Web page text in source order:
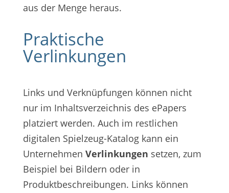
aus der Menge heraus.
Praktische
Verlinkungen
Links und Verknüpfungen können nicht
nur im Inhaltsverzeichnis des ePapers
platziert werden. Auch im restlichen
digitalen Spielzeug-Katalog kann ein
Unternehmen Verlinkungen setzen, zum
Beispiel bei Bildern oder in
Produktbeschreibungen. Links können